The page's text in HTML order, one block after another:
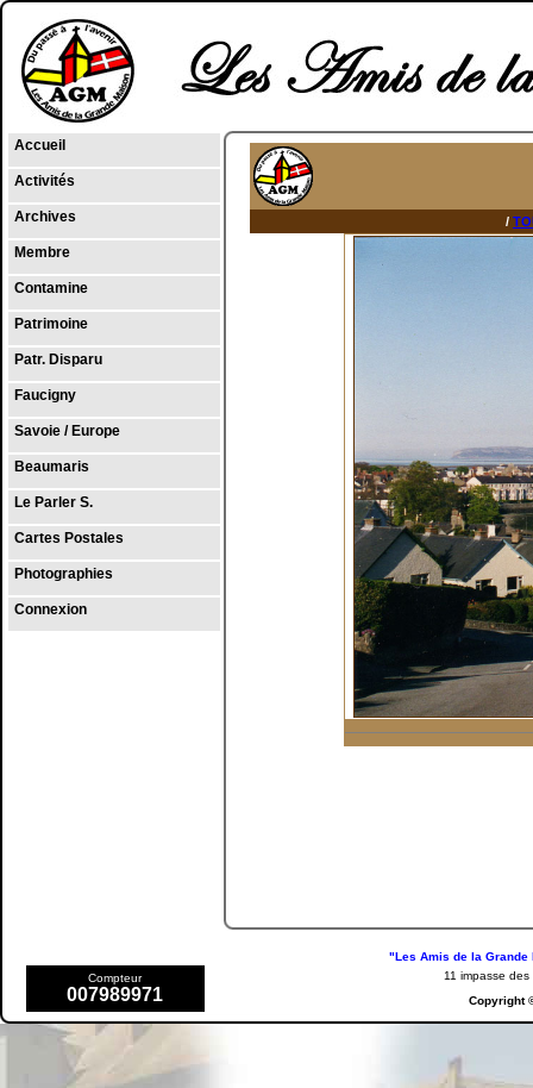
Accueil
Activités
Archives
Membre
Contamine
Patrimoine
Patr. Disparu
Faucigny
Savoie / Europe
Beaumaris
Le Parler S.
Cartes Postales
Photographies
Connexion
/
"Les Amis de la
Compteur
007989971
11 impasse des
Copyright